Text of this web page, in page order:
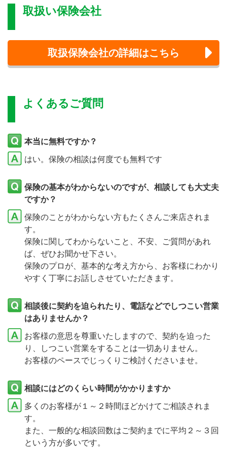
取扱い保険会社
取扱保険会社の詳細はこちら
よくあるご質問
本当に無料ですか？
はい。保険の相談は何度でも無料です
保険の基本がわからないのですが、相談しても大丈夫
ですか？
保険のことがわからない方もたくさんご来店されま
す。
保険に関してわからないこと、不安、ご質問があれ
ば、ぜひお聞かせ下さい。
保険のプロが、基本的な考え方から、お客様にわかり
やすく丁寧にお話しさせていただきます。
相談後に契約を迫られたり、電話などでしつこい営業
はありませんか？
お客様の意思を尊重いたしますので、契約を迫った
り、しつこい営業をすることは一切ありません。
お客様のペースでじっくりご検討くださいませ。
相談にはどのくらい時間がかかりますか
多くのお客様が１～２時間ほどかけてご相談されま
す。
また、一般的な相談回数はご契約までに平均２～３回
という方が多いです。